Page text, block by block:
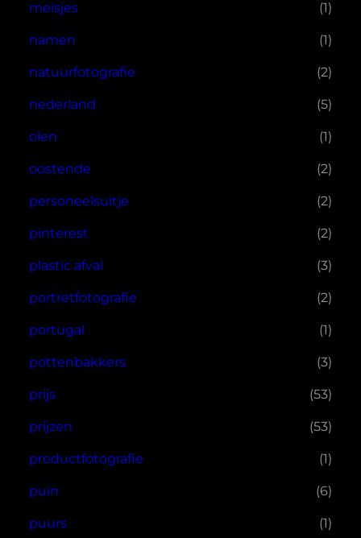
meisjes (1)
namen (1)
natuurfotografie (2)
nederland (5)
olen (1)
oostende (2)
personeelsuitje (2)
pinterest (2)
plastic afval (3)
portretfotografie (2)
portugal (1)
pottenbakkers (3)
prijs (53)
prijzen (53)
productfotografie (1)
puin (6)
puurs (1)